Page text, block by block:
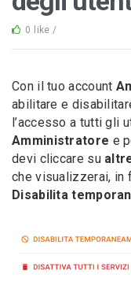
0 like /
Con il tuo account
abilitare e
l’accesso a tutti gli
Amministratore e
devi cliccare su
che visualizzerai, in
Disabilita